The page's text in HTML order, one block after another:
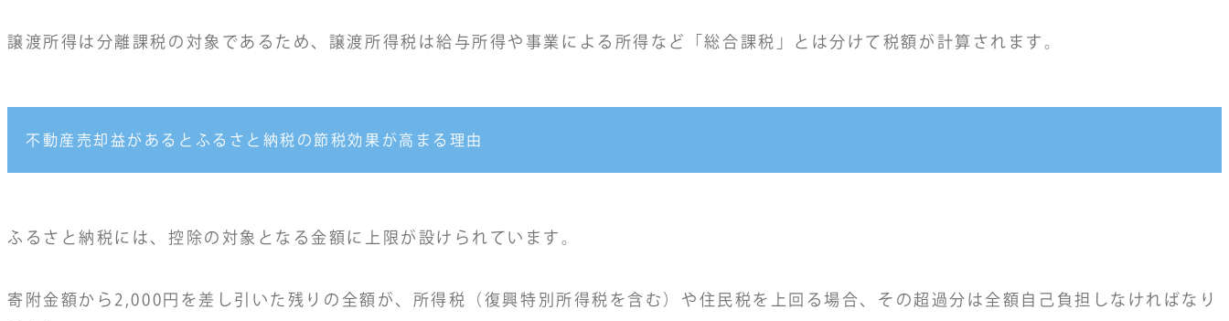
譲渡所得は分離課税の対象であるため、譲渡所得税は給与所得や事業による所得など「総合課税」とは分けて税額が計算されます。
不動産売却益があるとふるさと納税の節税効果が高まる理由
ふるさと納税には、控除の対象となる金額に上限が設けられています。
寄附金額から2,000円を差し引いた残りの全額が、所得税（復興特別所得税を含む）や住民税を上回る場合、その超過分は全額自己負担しなければなり